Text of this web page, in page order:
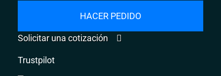
HACER PEDIDO
Solicitar una cotización
Trustpilot